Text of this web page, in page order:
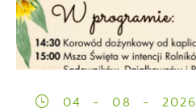
04 - 08 - 2026